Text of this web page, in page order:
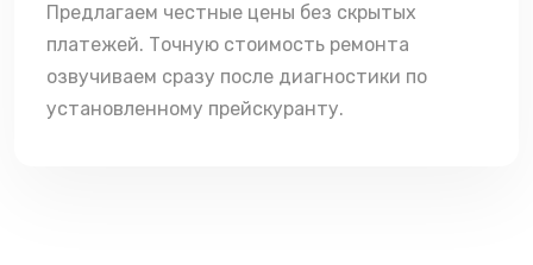
Предлагаем честные цены без скрытых
платежей. Точную стоимость ремонта
озвучиваем сразу после диагностики по
установленному прейскуранту.